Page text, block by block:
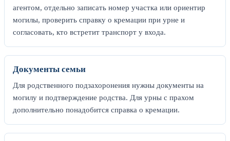
агентом, отдельно записать номер участка или ориентир
могилы, проверить справку о кремации при урне и
согласовать, кто встретит транспорт у входа.
Документы семьи
Для родственного подзахоронения нужны документы на
могилу и подтверждение родства. Для урны с прахом
дополнительно понадобится справка о кремации.